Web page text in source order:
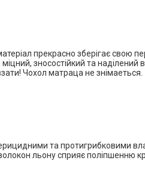
прекрасно зберігає свою
зносостійкий та наділений
Чохол матраца не знімаеться.
та протигрибковими
льону сприяє поліпшенню